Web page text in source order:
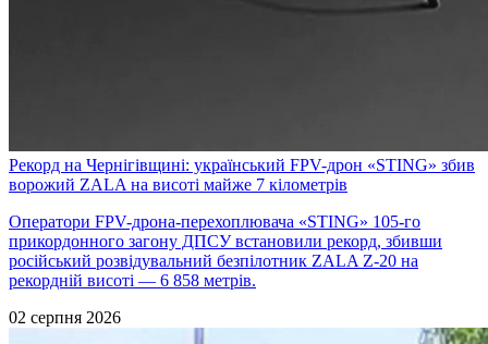
Рекорд на Чернігівщині: український FPV-дрон «STING» збив
ворожий ZALA на висоті майже 7 кілометрів
Оператори FPV-дрона-перехоплювача «STING» 105-го
прикордонного загону ДПСУ встановили рекорд, збивши
російський розвідувальний безпілотник ZALA Z-20 на
рекордній висоті — 6 858 метрів.
02 серпня 2026